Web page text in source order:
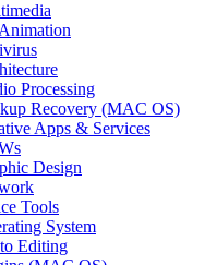
Processing
Recovery (MAC OS)
Apps & Services
Design
Tools
System
Editing